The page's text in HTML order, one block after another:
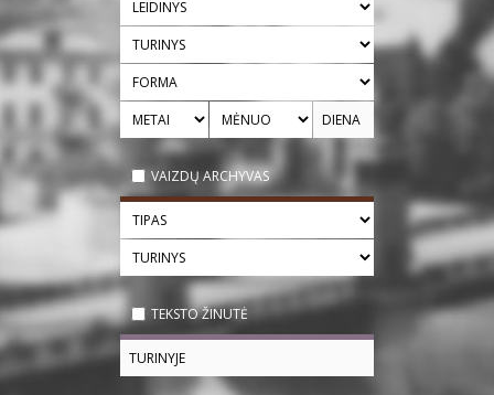
VAIZDŲ ARCHYVAS
TEKSTO ŽINUTĖ